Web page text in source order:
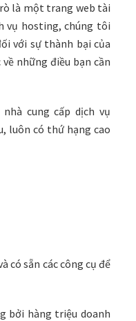
là một trang web tài
vụ hosting, chúng tôi
với sự thành bại của
những điều bạn cần
cung cấp dịch vụ
luôn có thứ hạng cao
có sẵn các công cụ để
bởi hàng triệu doanh